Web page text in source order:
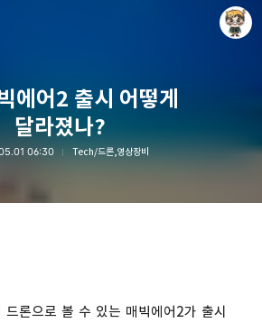
에어2 출시 어떻게
달라졌나?
06:30 Tech/드론,영상장비
론으로 볼 수 있는 매빅에어2가 출시
Raycat : Photo and Story